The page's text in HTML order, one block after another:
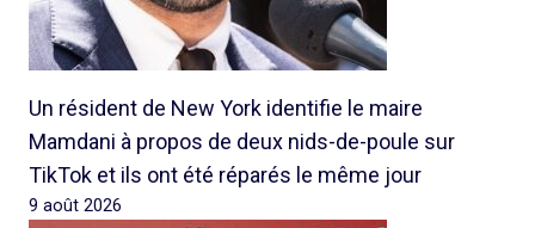
Un résident de New York identifie le maire
Mamdani à propos de deux nids-de-poule sur
TikTok et ils ont été réparés le même jour
9 août 2026